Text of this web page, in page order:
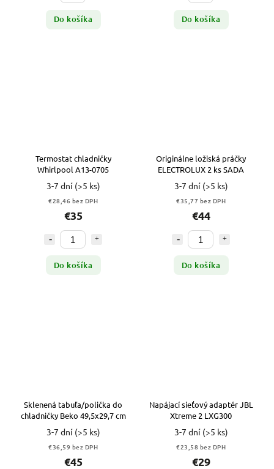
Do košíka Do košíka
Termostat chladničky
Whirlpool A13-0705
3-7 dní (>5 ks)
€28,46 bez DPH
€35
Do košíka
Originálne ložiská práčky
ELECTROLUX 2 ks SADA
3-7 dní (>5 ks)
€35,77 bez DPH
€44
Do košíka
Sklenená tabuľa/polička do
chladničky Beko 49,5x29,7 cm
3-7 dní (>5 ks)
€36,59 bez DPH
€45
Napájací sieťový adaptér JBL
Xtreme 2 LXG300
3-7 dní (>5 ks)
€23,58 bez DPH
€29